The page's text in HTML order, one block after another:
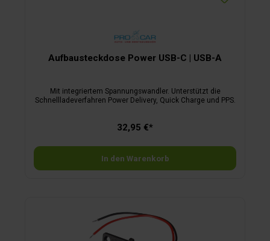
Aufbausteckdose Power USB-C | USB-A
Mit integriertem Spannungswandler. Unterstützt die
Schnellladeverfahren Power Delivery, Quick Charge und PPS.
32,95 €*
In den Warenkorb